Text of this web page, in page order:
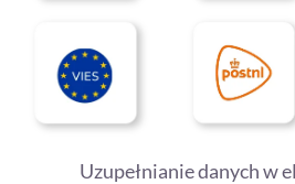
Uzupełnianie danych w